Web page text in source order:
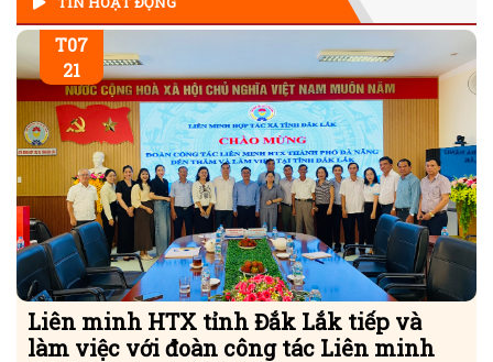
21
Liên minh HTX tỉnh Đắk Lắk tiếp và
làm việc với đoàn công tác Liên minh
HTX thành phố Đà Nẵng